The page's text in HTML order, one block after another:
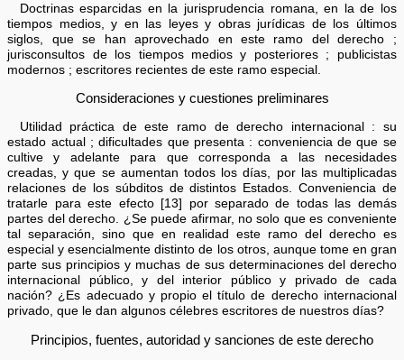
Doctrinas esparcidas en la jurisprudencia romana, en la de los
tiempos medios, y en las leyes y obras jurídicas de los últimos
siglos, que se han aprovechado en este ramo del derecho ;
jurisconsultos de los tiempos medios y posteriores ; publicistas
modernos ; escritores recientes de este ramo especial.
Consideraciones y cuestiones preliminares
Utilidad práctica de este ramo de derecho internacional : su
estado actual ; dificultades que presenta : conveniencia de que se
cultive y adelante para que corresponda a las necesidades
creadas, y que se aumentan todos los días, por las multiplicadas
relaciones de los súbditos de distintos Estados. Conveniencia de
tratarle para este efecto [13] por separado de todas las demás
partes del derecho. ¿Se puede afirmar, no solo que es conveniente
tal separación, sino que en realidad este ramo del derecho es
especial y esencialmente distinto de los otros, aunque tome en gran
parte sus principios y muchas de sus determinaciones del derecho
internacional público, y del interior público y privado de cada
nación? ¿Es adecuado y propio el título de derecho internacional
privado, que le dan algunos célebres escritores de nuestros días?
Principios, fuentes, autoridad y sanciones de este derecho